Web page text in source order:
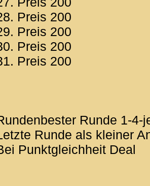
Preis 200
Preis 200
Preis 200
Preis 200
Runde 1-4-
Runde als kleiner
Punktgleichheit Deal